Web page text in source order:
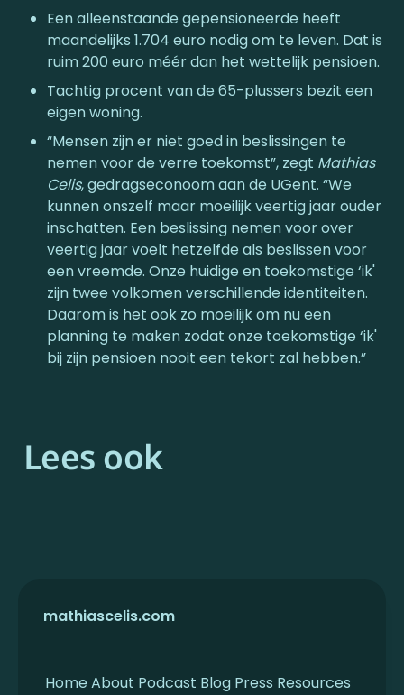
Een alleenstaande gepensioneerde heeft
maandelijks 1.704 euro nodig om te leven. Dat is
ruim 200 euro méér dan het wettelijk pensioen.
Tachtig procent van de 65-plussers bezit een
eigen woning.
“Mensen zijn er niet goed in beslissingen te
nemen voor de verre toekomst”, zegt Mathias
Celis, gedragseconoom aan de UGent. “We
kunnen onszelf maar moeilijk veertig jaar ouder
inschatten. Een beslissing nemen voor over
veertig jaar voelt hetzelfde als beslissen voor
een vreemde. Onze huidige en toekomstige ‘ik'
zijn twee volkomen verschillende identiteiten.
Daarom is het ook zo moeilijk om nu een
planning te maken zodat onze toekomstige ‘ik'
bij zijn pensioen nooit een tekort zal hebben.”
Lees ook
mathiascelis.com
Home About Podcast Blog Press Resources